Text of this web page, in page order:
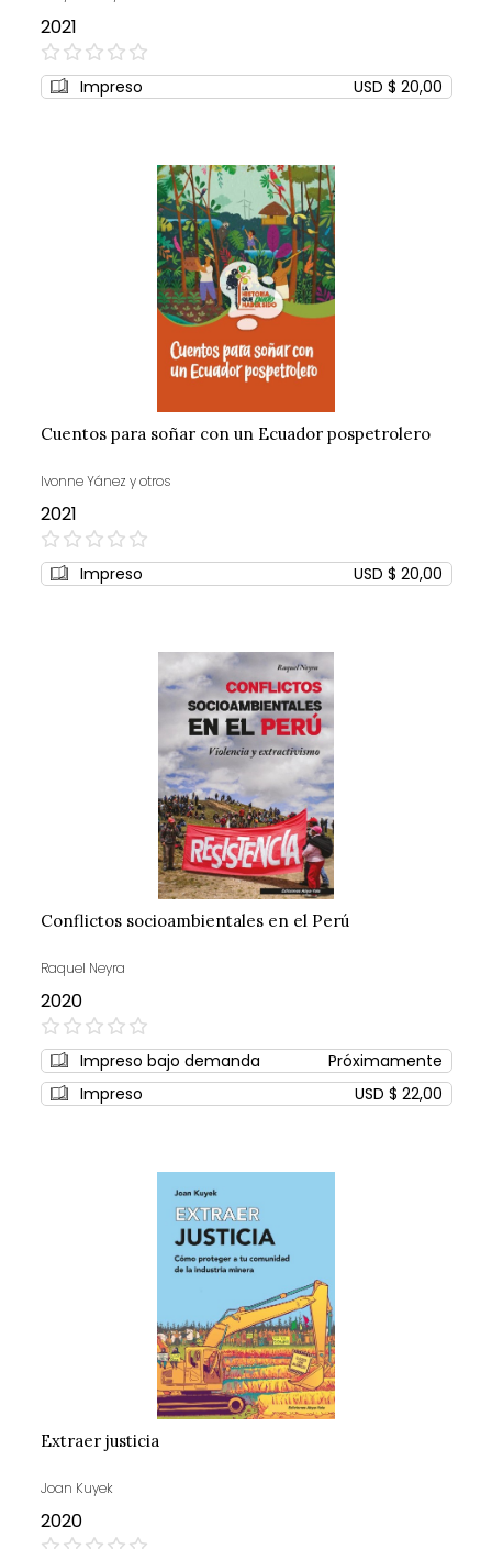
2021
0%
Impreso USD $ 20,00
Cuentos para soñar con un Ecuador pospetrolero
Ivonne Yánez y otros
2021
0%
Impreso USD $ 20,00
Conflictos socioambientales en el Perú
Raquel Neyra
2020
0%
Impreso bajo demanda
Próximamente
Impreso
USD $ 22,00
Extraer justicia
Joan Kuyek
2020